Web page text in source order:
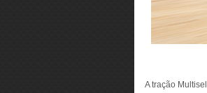
A tração